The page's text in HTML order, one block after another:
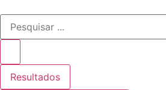
Resultados